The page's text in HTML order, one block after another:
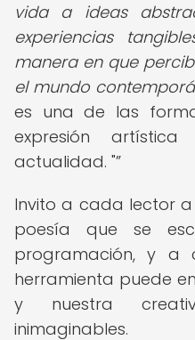
vida a ideas
experiencias
manera en que
el mundo
es una de las
expresión
actualidad. "
Invito a cada lector
poesía que se
programación, y a
herramienta puede
y nuestra
inimaginables.